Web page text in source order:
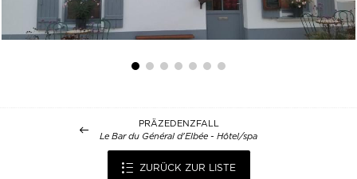
PRÄZEDENZFALL
Le Bar du Général d'Elbée - Hôtel/spa
ZURÜCK ZUR LISTE